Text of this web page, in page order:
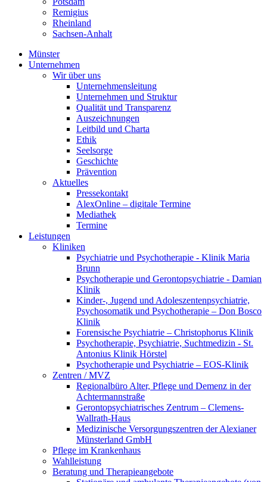
Remigius
Rheinland
Sachsen-Anhalt
Münster
Unternehmen
Wir über uns
Unternehmensleitung
Unternehmen und Struktur
Qualität und Transparenz
Auszeichnungen
Leitbild und Charta
Ethik
Seelsorge
Geschichte
Prävention
Aktuelles
Pressekontakt
AlexOnline – digitale Termine
Mediathek
Termine
Leistungen
Kliniken
Psychiatrie und Psychotherapie - Klinik Maria
Brunn
Psychotherapie und Gerontopsychiatrie - Damian
Klinik
Kinder-, Jugend und Adoleszentenpsychiatrie,
Psychosomatik und Psychotherapie – Don Bosco
Klinik
Forensische Psychiatrie – Christophorus Klinik
Psychotherapie, Psychiatrie, Suchtmedizin - St.
Antonius Klinik Hörstel
Psychotherapie und Psychiatrie – EOS-Klinik
Zentren / MVZ
Regionalbüro Alter, Pflege und Demenz in der
Achtermannstraße
Gerontopsychiatrisches Zentrum – Clemens-
Wallrath-Haus
Medizinische Versorgungszentren der Alexianer
Münsterland GmbH
Pflege im Krankenhaus
Wahlleistung
Beratung und Therapieangebote